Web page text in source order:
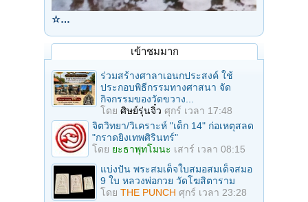
☆…
เข้าชมมาก
ร่วมสร้างศาลาเอนกประสงค์ ใช้
ประกอบพิธีกรรมทางศาสนา จัด
กิจกรรมของวัดขวาง...
โดย ศิษย์รุ่นจิ๋ว ศุกร์ เวลา 17:48
จิตวิทยา/วิเคราะห์ "เด็ก 14" ก่อเหตุสลด
"กราดยิงเทพศิรินทร์"
โดย ยะธาพุทโมนะ เสาร์ เวลา 08:15
แบ่งปัน พระสมเด็จใบสมอสมเด็จสมอ
9 ใบ หลวงพ่อกวย วัดโฆสิตาราม
โดย THE PUNCH ศุกร์ เวลา 23:28